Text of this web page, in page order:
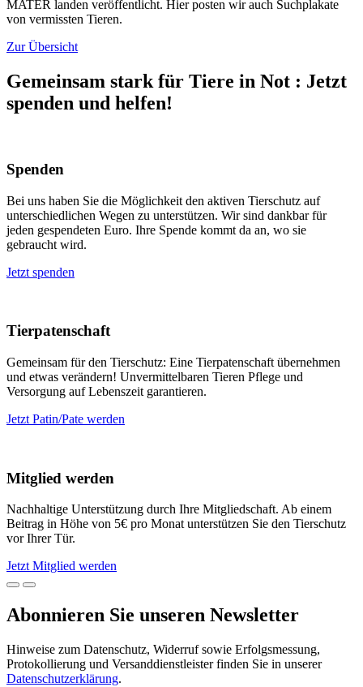
MATER landen veröffentlicht. Hier posten wir auch Suchplakate
von vermissten Tieren.
Zur Übersicht
Gemeinsam stark für Tiere in Not : Jetzt
spenden und helfen!
Spenden
Bei uns haben Sie die Möglichkeit den aktiven Tierschutz auf
unterschiedlichen Wegen zu unterstützen. Wir sind dankbar für
jeden gespendeten Euro. Ihre Spende kommt da an, wo sie
gebraucht wird.
Jetzt spenden
Tierpatenschaft
Gemeinsam für den Tierschutz: Eine Tierpatenschaft übernehmen
und etwas verändern! Unvermittelbaren Tieren Pflege und
Versorgung auf Lebenszeit garantieren.
Jetzt Patin/Pate werden
Mitglied werden
Nachhaltige Unterstützung durch Ihre Mitgliedschaft. Ab einem
Beitrag in Höhe von 5€ pro Monat unterstützen Sie den Tierschutz
vor Ihrer Tür.
Jetzt Mitglied werden
Abonnieren Sie unseren Newsletter
Hinweise zum Datenschutz, Widerruf sowie Erfolgsmessung,
Protokollierung und Versanddienstleister finden Sie in unserer
Datenschutzerklärung.